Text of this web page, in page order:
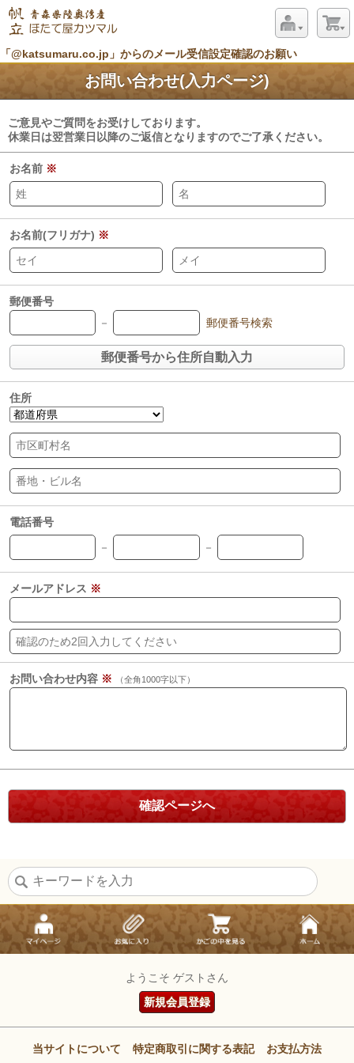
「@katsumaru.co.jp」からのメール受信設定確認のお願い
お問い合わせ(入力ページ)
ご意見やご質問をお受けしております。
休業日は翌営業日以降のご返信となりますのでご了承ください。
お名前 ※
お名前(フリガナ) ※
郵便番号
－
郵便番号検索
郵便番号から住所自動入力
住所
電話番号
－
－
メールアドレス ※
お問い合わせ内容 ※ （全角1000字以下）
ようこそ ゲストさん
新規会員登録
当サイトについて 特定商取引に関する表記 お支払方法